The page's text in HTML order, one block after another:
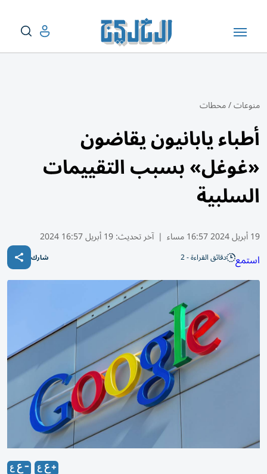
منوعات/محطات
أطباء يابانيون يقاضون
«غوغل» بسبب التقييمات
السلبية
19 أبريل 2024 16:57 مساء | آخر تحديث:19 أبريل 16:57 2024
استمع دقائق القراءة - 2 شارك